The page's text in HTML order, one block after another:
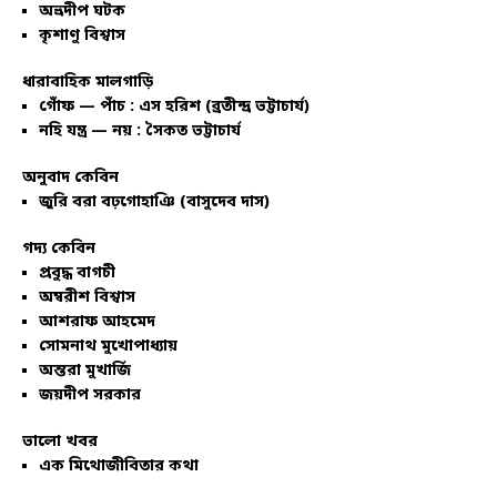
অভ্রদীপ ঘটক
কৃশাণু বিশ্বাস
ধারাবাহিক মালগাড়ি
গোঁফ — পাঁচ : এস হরিশ (ব্রতীন্দ্র ভট্টাচার্য)
নহি যন্ত্র — নয় : সৈকত ভট্টাচার্য
অনুবাদ কেবিন
জুরি বরা বঢ়গোহাঞি (বাসুদেব দাস)
গদ্য কেবিন
প্রবুদ্ধ বাগচী
অম্বরীশ বিশ্বাস
আশরাফ আহমেদ
সোমনাথ মুখোপাধ্যায়
অন্তরা মুখার্জি
জয়দীপ সরকার
ভালো খবর
এক মিথোজীবিতার কথা